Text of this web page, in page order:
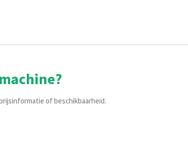
of beschikbaarheid.